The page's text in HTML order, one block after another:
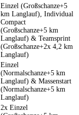
Einzel (Großschanze+5
km Langlauf), Individual
Compact
(Großschanze+5 km
Langlauf) & Teamsprint
(Großschanze+2x 4,2 km
Langlauf)
Einzel
(Normalschanze+5 km
Langlauf) & Massenstart
(Normalschanze+5 km
Langlauf)
2x Einzel